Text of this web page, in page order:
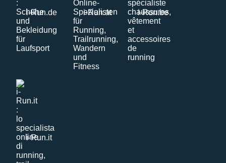
i-Run.de i-Run.at i-Run.be
i-Run.it